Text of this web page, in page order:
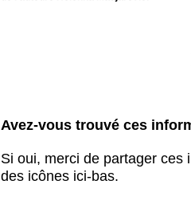
Avez-vous trouvé ces
Si oui, merci de partager ces
des icônes ici-bas.